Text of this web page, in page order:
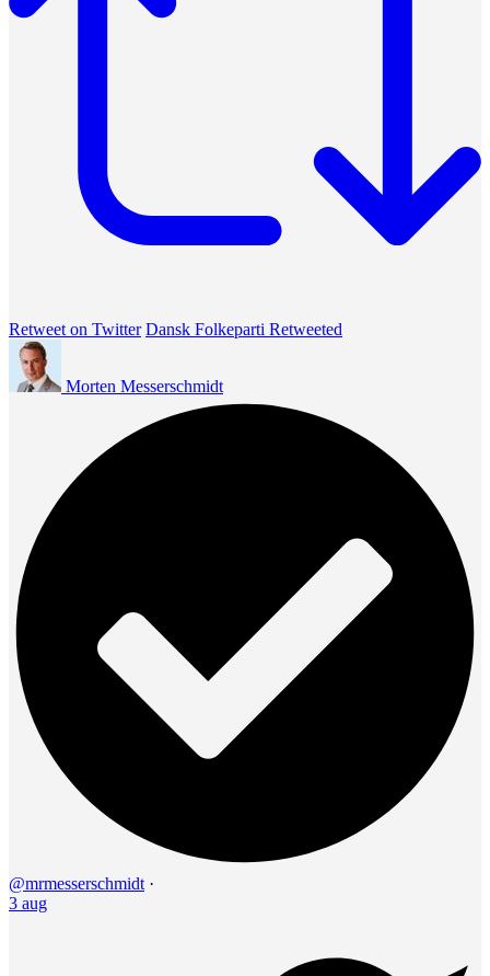
Retweet on Twitter Dansk Folkeparti Retweeted
Morten Messerschmidt
@mrmesserschmidt ·
3 aug